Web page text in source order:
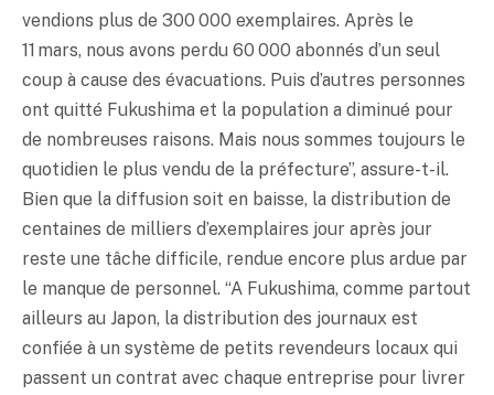
vendions plus de 300 000 exemplaires. Après le
11 mars, nous avons perdu 60 000 abonnés d’un seul
coup à cause des évacuations. Puis d’autres personnes
ont quitté Fukushima et la population a diminué pour
de nombreuses raisons. Mais nous sommes toujours le
quotidien le plus vendu de la préfecture”, assure-t-il.
Bien que la diffusion soit en baisse, la distribution de
centaines de milliers d’exemplaires jour après jour
reste une tâche difficile, rendue encore plus ardue par
le manque de personnel. “A Fukushima, comme partout
ailleurs au Japon, la distribution des journaux est
confiée à un système de petits revendeurs locaux qui
passent un contrat avec chaque entreprise pour livrer